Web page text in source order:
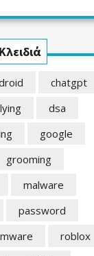
chatgpt
dsa
google
grooming
malware
password
roblox